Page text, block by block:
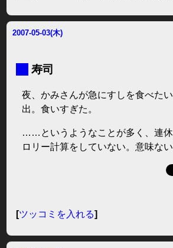
2007-05-03(木)
寿司
夜、かみさんが急にすしを食べた
出。食いすぎた。
……というようなことが多く、連
ロリー計算をしていない。意味ない
[ツッコミを入れる]